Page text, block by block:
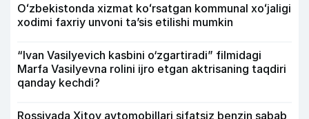
Oʻzbekistonda xizmat koʻrsatgan kommunal xoʻjaligi
xodimi faxriy unvoni taʼsis etilishi mumkin
“Ivan Vasilyevich kasbini o‘zgartiradi” filmidagi
Marfa Vasilyevna rolini ijro etgan aktrisaning taqdiri
qanday kechdi?
Rossiyada Xitoy avtomobillari sifatsiz benzin sabab